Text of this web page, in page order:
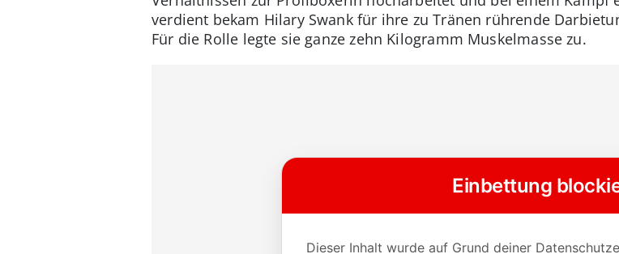
verdient bekam Hilary Swank für ihre zu Tränen rührende
Für die Rolle legte sie ganze zehn Kilogramm Muskelmasse zu.